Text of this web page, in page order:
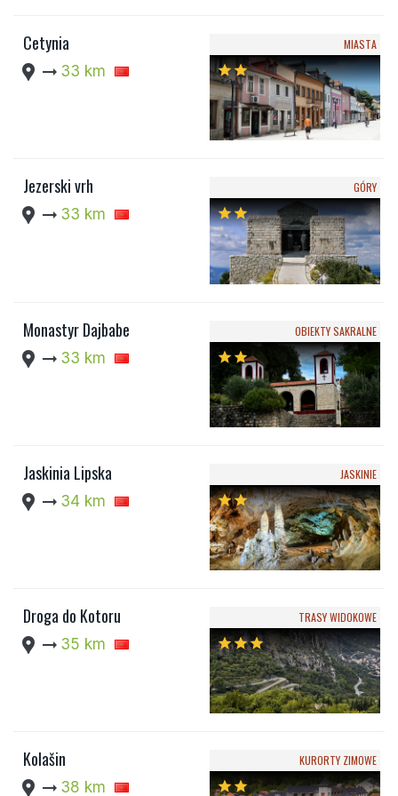
Cetynia
location_pin arrow_right_alt 33 km
MIASTA
starstar
Jezerski vrh
location_pin arrow_right_alt 33 km
GÓRY
starstar
Monastyr Dajbabe
location_pin arrow_right_alt 33 km
OBIEKTY SAKRALNE
star star
Jaskinia Lipska
location_pin arrow_right_alt 34 km
JASKINIE
starstar
Droga do Kotoru
location_pin arrow_right_alt 35 km
TRASY WIDOKOWE
starstarstar
Kolašin
location_pin arrow_right_alt 38 km
KURORTY ZIMOWE
starstar